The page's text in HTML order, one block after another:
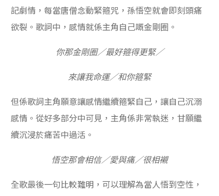
記劇情，每當唐僧念動緊箍咒，孫悟空就會即刻頭痛
欲裂。歌詞中，感情就係主角自己嘅金剛圈。
你那金剛圈／最好箍得更緊／
來讓我命運／和你箍緊
但係歌詞主角願意讓感情繼續箍緊自己，讓自己沉溺
感情。從好多部分中可見，主角係非常執迷，甘願繼
續沉浸於痛苦中過活。
悟空那會相信／愛與痛／很相襯
全歌最後一句比較難明，可以理解為當人悟到空性，